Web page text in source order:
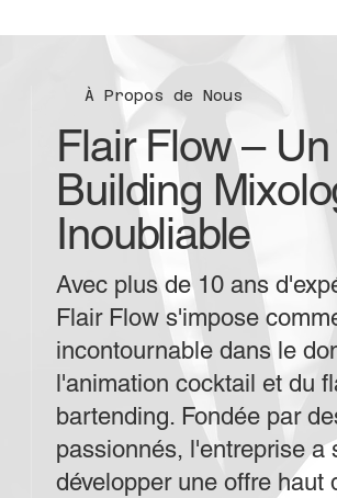
À Propos de Nous
Flair Flow – Un
Building
Inoubliable
Avec plus de 10 ans
Flair Flow s'impose
incontournable dans le
l'animation cocktail et du
bartending. Fondée par
passionnés, l'entreprise a
développer une offre haut